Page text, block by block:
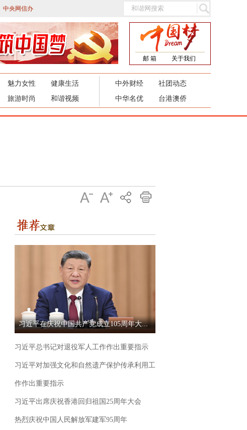
中央网信办
邮 箱 关于我们
魅力女性
健康生活
旅游时尚 和谐视频
中外财经
社团动态
中华名优
台港澳侨
习近平在庆祝中国共产党成立105周年大...
习近平总书记对退役军人工作作出重要指示
习近平对加强文化和自然遗产保护传承利用工
作作出重要指示
习近平出席庆祝香港回归祖国25周年大会
热烈庆祝中国人民解放军建军95周年